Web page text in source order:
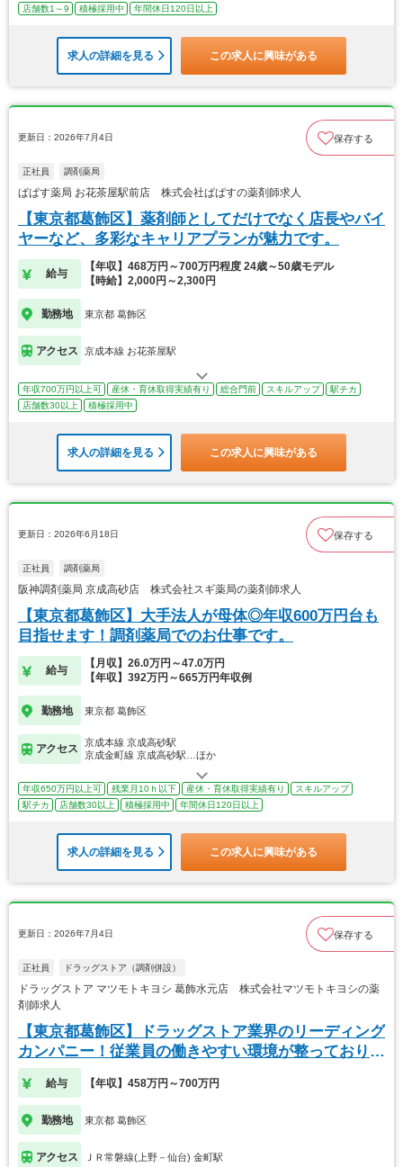
店舗数1～9
積極採用中 年間休日120日以上
求人の詳細を見る この求人に興味がある
更新日：2026年7月4日 保存する
正社員 調剤薬局
ぱぱす薬局 お花茶屋駅前店 株式会社ぱぱすの薬剤師求人
【東京都葛飾区】薬剤師としてだけでなく店長やバイ
ヤーなど、多彩なキャリアプランが魅力です。
給与
【年収】468万円～700万円程度 24歳～50歳モデル
【時給】2,000円～2,300円
勤務地 東京都 葛飾区
アクセス 京成本線 お花茶屋駅
年収700万円以上可 産休・育休取得実績有り 総合門前 スキルアップ
駅チカ
店舗数30以上
積極採用中
求人の詳細を見る この求人に興味がある
更新日：2026年6月18日 保存する
正社員 調剤薬局
阪神調剤薬局 京成高砂店 株式会社スギ薬局の薬剤師求人
【東京都葛飾区】大手法人が母体◎年収600万円台も
目指せます！調剤薬局でのお仕事です。
給与
【月収】26.0万円～47.0万円
【年収】392万円～665万円年収例
勤務地 東京都 葛飾区
アクセス
京成本線 京成高砂駅
京成金町線 京成高砂駅…ほか
年収650万円以上可 残業月10ｈ以下 産休・育休取得実績有り
スキルアップ
駅チカ
店舗数30以上 積極採用中 年間休日120日以上
求人の詳細を見る この求人に興味がある
更新日：2026年7月4日 保存する
正社員 ドラッグストア（調剤併設）
ドラッグストア マツモトキヨシ 葛飾水元店 株式会社マツモトキヨシの薬
剤師求人
【東京都葛飾区】ドラッグストア業界のリーディング
カンパニー！従業員の働きやすい環境が整っておりま
す！
給与 【年収】458万円～700万円
勤務地 東京都 葛飾区
アクセス ＪＲ常磐線(上野－仙台) 金町駅